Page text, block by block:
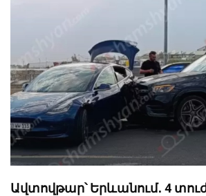
Ավտովթար՝ Երևանում․ 4